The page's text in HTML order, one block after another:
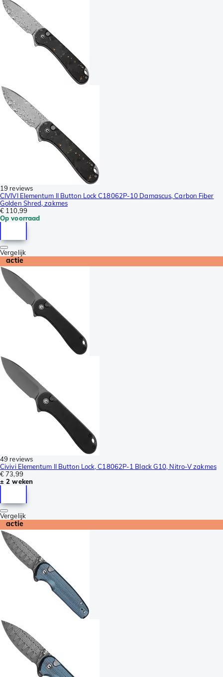
19 reviews
CIVIVI Elementum II Button Lock C18062P-10 Damascus, Carbon Fiber
Golden Shred, zakmes
€ 110,99
Op voorraad
Vergelijk
actie
49 reviews
Civivi Elementum II Button Lock, C18062P-1 Black G10, Nitro-V zakmes
€ 73,99
± 2 weken
Vergelijk
actie